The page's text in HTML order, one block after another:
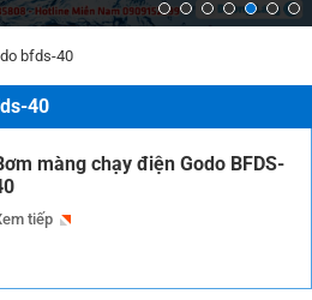
bfds-40
40
màng chạy điện Godo BFDS-
tiếp